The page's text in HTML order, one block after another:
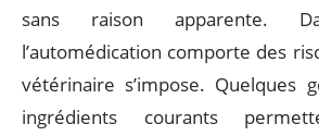
sans raison apparente.
l’automédication comporte des
vétérinaire s’impose. Quelques
ingrédients courants